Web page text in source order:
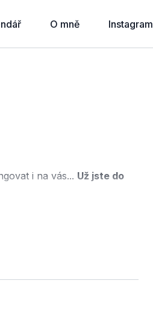
O mně Instagram
i na vás... Už jste do
SE UČÍ! Mozek doslova